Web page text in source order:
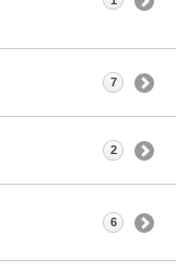
7
2
6